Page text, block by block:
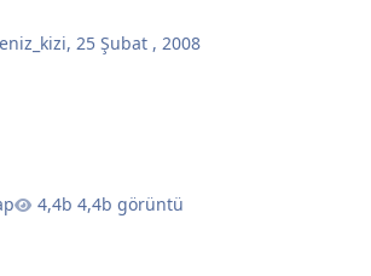
, 25 Şubat , 2008
4,4b görüntü